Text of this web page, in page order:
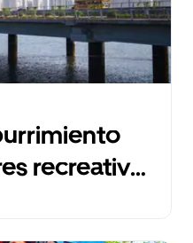
recreativos